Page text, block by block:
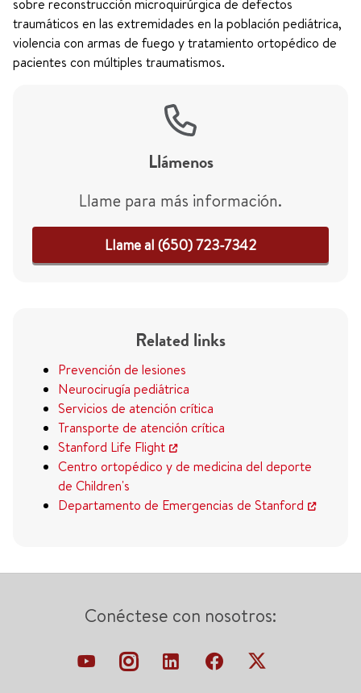
sobre reconstrucción microquirúrgica de defectos
traumáticos en las extremidades en la población pediátrica,
violencia con armas de fuego y tratamiento ortopédico de
pacientes con múltiples traumatismos.
Llámenos
Llame para más información.
Llame al (650) 723-7342
Related links
Prevención de lesiones
Neurocirugía pediátrica
Servicios de atención crítica
Transporte de atención crítica
Stanford Life Flight
Centro ortopédico y de medicina del deporte
de Children's
Departamento de Emergencias de Stanford
Conéctese con nosotros: